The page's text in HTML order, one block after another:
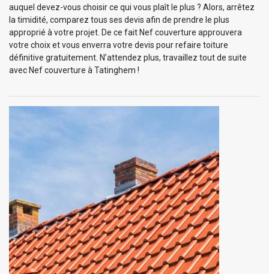
auquel devez-vous choisir ce qui vous plaît le plus ? Alors, arrêtez
la timidité, comparez tous ses devis afin de prendre le plus
approprié à votre projet. De ce fait Nef couverture approuvera
votre choix et vous enverra votre devis pour refaire toiture
définitive gratuitement. N’attendez plus, travaillez tout de suite
avec Nef couverture à Tatinghem !